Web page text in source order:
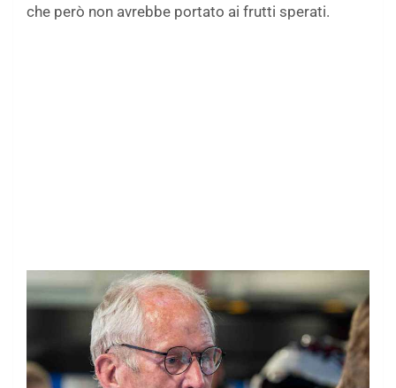
che però non avrebbe portato ai frutti sperati.